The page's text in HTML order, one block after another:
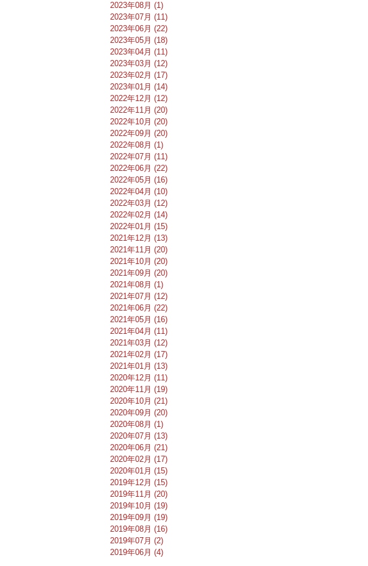
2023年08月 (1)
2023年07月 (11)
2023年06月 (22)
2023年05月 (18)
2023年04月 (11)
2023年03月 (12)
2023年02月 (17)
2023年01月 (14)
2022年12月 (12)
2022年11月 (20)
2022年10月 (20)
2022年09月 (20)
2022年08月 (1)
2022年07月 (11)
2022年06月 (22)
2022年05月 (16)
2022年04月 (10)
2022年03月 (12)
2022年02月 (14)
2022年01月 (15)
2021年12月 (13)
2021年11月 (20)
2021年10月 (20)
2021年09月 (20)
2021年08月 (1)
2021年07月 (12)
2021年06月 (22)
2021年05月 (16)
2021年04月 (11)
2021年03月 (12)
2021年02月 (17)
2021年01月 (13)
2020年12月 (11)
2020年11月 (19)
2020年10月 (21)
2020年09月 (20)
2020年08月 (1)
2020年07月 (13)
2020年06月 (21)
2020年02月 (17)
2020年01月 (15)
2019年12月 (15)
2019年11月 (20)
2019年10月 (19)
2019年09月 (19)
2019年08月 (16)
2019年07月 (2)
2019年06月 (4)